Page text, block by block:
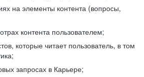
на элементы контента (вопросы,
контента пользователем;
которые читает пользователь, в том
запросах в Карьере;